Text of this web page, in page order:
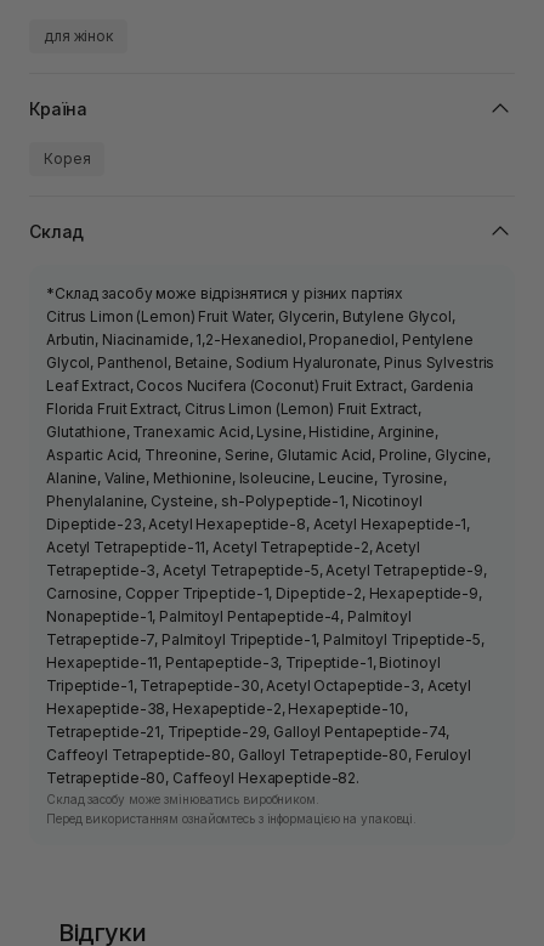
для жінок
Країна
Корея
Склад
*Склад засобу може відрізнятися у різних партіях
Citrus Limon (Lemon) Fruit Water, Glycerin, Butylene Glycol,
Arbutin, Niacinamide, 1,2-Hexanediol, Propanediol, Pentylene
Glycol, Panthenol, Betaine, Sodium Hyaluronate, Pinus Sylvestris
Leaf Extract, Cocos Nucifera (Coconut) Fruit Extract, Gardenia
Florida Fruit Extract, Citrus Limon (Lemon) Fruit Extract,
Glutathione, Tranexamic Acid, Lysine, Histidine, Arginine,
Aspartic Acid, Threonine, Serine, Glutamic Acid, Proline, Glycine,
Alanine, Valine, Methionine, Isoleucine, Leucine, Tyrosine,
Phenylalanine, Cysteine, sh-Polypeptide-1, Nicotinoyl
Dipeptide-23, Acetyl Hexapeptide-8, Acetyl Hexapeptide-1,
Acetyl Tetrapeptide-11, Acetyl Tetrapeptide-2, Acetyl
Tetrapeptide-3, Acetyl Tetrapeptide-5, Acetyl Tetrapeptide-9,
Carnosine, Copper Tripeptide-1, Dipeptide-2, Hexapeptide-9,
Nonapeptide-1, Palmitoyl Pentapeptide-4, Palmitoyl
Tetrapeptide-7, Palmitoyl Tripeptide-1, Palmitoyl Tripeptide-5,
Hexapeptide-11, Pentapeptide-3, Tripeptide-1, Biotinoyl
Tripeptide-1, Tetrapeptide-30, Acetyl Octapeptide-3, Acetyl
Hexapeptide-38, Hexapeptide-2, Hexapeptide-10,
Tetrapeptide-21, Tripeptide-29, Galloyl Pentapeptide-74,
Caffeoyl Tetrapeptide-80, Galloyl Tetrapeptide-80, Feruloyl
Tetrapeptide-80, Caffeoyl Hexapeptide-82.
Склад засобу може змінюватись виробником.
Перед використанням ознайомтесь з інформацією на упаковці.
Відгуки